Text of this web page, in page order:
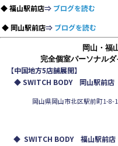
◆ 福山駅前店⇒ ブログを読む
◆ 岡山駅前店⇒ ブログを読む
岡山・福
完全個室パーソナル
【中国地方5店舗展開】
◆ SWITCH BODY 岡山駅前店
岡山県岡山市北区駅前町1-8-18
◆ SWITCH BODY 福山駅前店